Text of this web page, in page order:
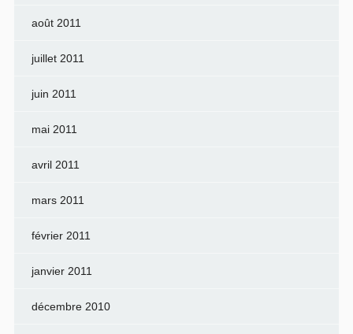
août 2011
juillet 2011
juin 2011
mai 2011
avril 2011
mars 2011
février 2011
janvier 2011
décembre 2010